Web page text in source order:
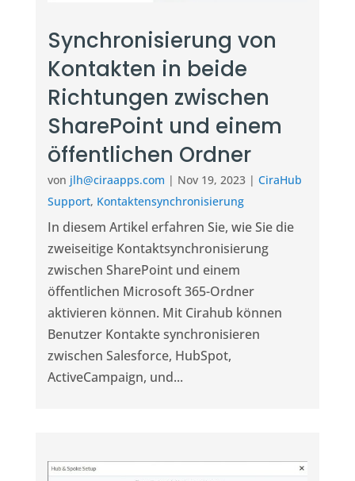
Synchronisierung von
Kontakten in beide
Richtungen zwischen
SharePoint und einem
öffentlichen Ordner
von jlh@ciraapps.com | Nov 19, 2023| CiraHub
Support, Kontaktensynchronisierung
In diesem Artikel erfahren Sie, wie Sie die
zweiseitige Kontaktsynchronisierung
zwischen SharePoint und einem
öffentlichen Microsoft 365-Ordner
aktivieren können. Mit Cirahub können
Benutzer Kontakte synchronisieren
zwischen Salesforce, HubSpot,
ActiveCampaign, und...